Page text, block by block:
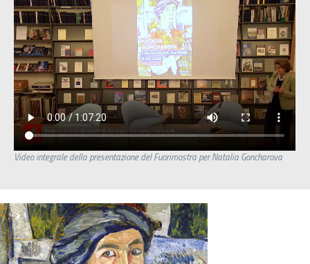
Video integrale della presentazione del Fuorimostra per Natalia Goncharova